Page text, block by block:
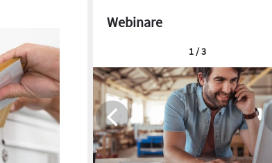
Webinare
1 / 3